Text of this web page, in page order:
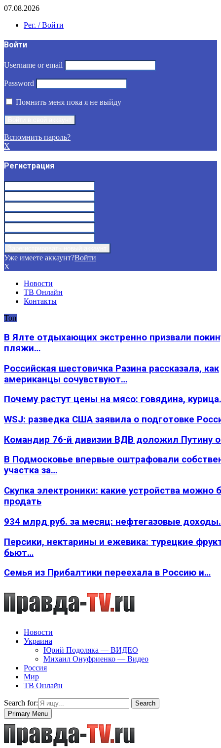
07.08.2026
Рег. / Войти
Войти
Username or email
Password
Помнить меня пока я не выйду
Вспомнить пароль?
X
Регистрация
Уже имеете аккаунт?Войти
X
Новости
ТВ Онлайн
Контакты
Топ
В Ялте отдыхающих экстренно призвали
пляжи…
Российская шестовичка Разина рассказала, как
американцы сочувствуют…
Почему растут цены на мясо: говядина,
WSJ: разведка США заявила о подготовке
Командир 76-й дивизии ВДВ доложил Путину
В Подмосковье впервые оштрафовали
участка за…
Скупка электроники: какие устройства можно
продать
934 млрд руб. за месяц: нефтегазовые
Персики, нектарины и ежевика: турецкие
бьют…
Семья из Прибалтики переехала в Россию и…
Новости
Украина
Юрий Подоляка — ВИДЕО
Михаил Онуфриенко — Видео
Россия
Мир
ТВ Онлайн
Search for:
Search
Primary Menu